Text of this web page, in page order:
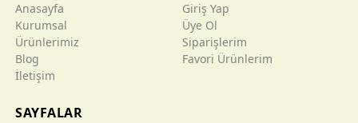
Anasayfa
Kurumsal
Ürünlerimiz
Blog
İletişim
Giriş Yap
Üye Ol
Siparişlerim
Favori Ürünlerim
SAYFALAR